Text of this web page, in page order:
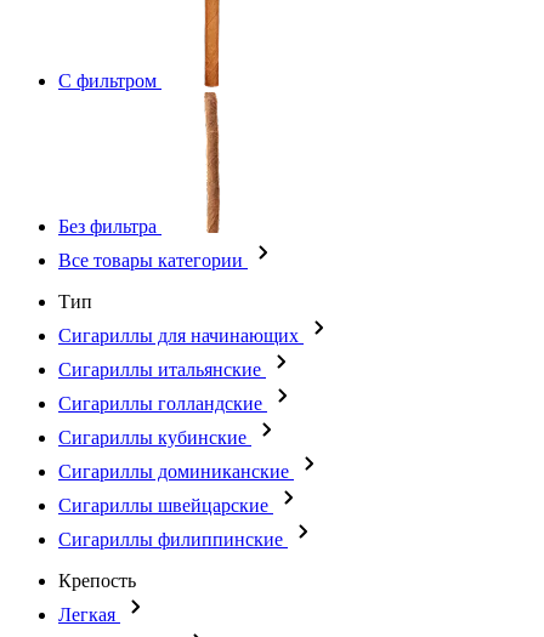
С фильтром
Без фильтра
Все товары категории
Тип
Сигариллы для начинающих
Сигариллы итальянские
Сигариллы голландские
Сигариллы кубинские
Сигариллы доминиканские
Сигариллы швейцарские
Сигариллы филиппинские
Крепость
Легкая